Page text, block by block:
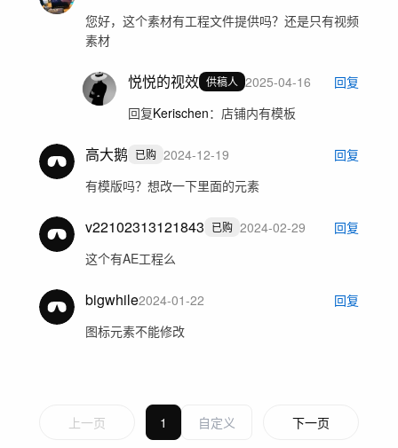
您好，这个素材有工程文件提供吗？还是只有视频
素材
悦悦的视效 供稿人 2025-04-16
回复
回复Kerischen： 店铺内有模板
高大鹅 已购 2024-12-19
回复
有模版吗？想改一下里面的元素
v22102313121843 已购 2024-02-29
回复
这个有AE工程么
bigwhile2024-01-22
回复
图标元素不能修改
上一页 1 下一页